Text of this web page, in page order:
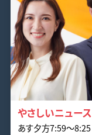
やさしいニュース
あす夕方7:59〜8:25